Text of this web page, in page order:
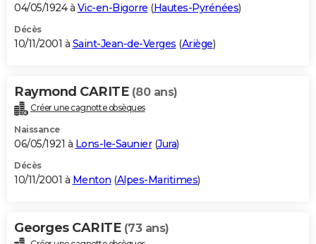
04/05/1924 à Vic-en-Bigorre (Hautes-Pyrénées)
Décès
10/11/2001 à Saint-Jean-de-Verges (Ariège)
Raymond CARITE (80 ans)
Créer une cagnotte obsèques
Naissance
06/05/1921 à Lons-le-Saunier(Jura)
Décès
10/11/2001 à Menton (Alpes-Maritimes)
Georges CARITE (73 ans)